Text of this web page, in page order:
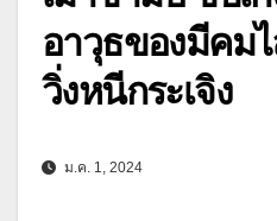
อาวุธของมีคม
วิ่งหนีกระเจิง
ม.ค. 1, 2024